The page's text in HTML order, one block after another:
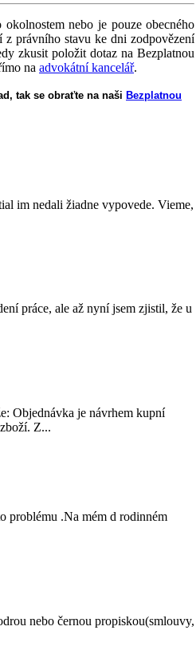
nebo je pouze obecného
z právního stavu ke dni zodpovězení
zkusit položit dotaz na Bezplatnou
na advokátní kancelář.
tak se obraťte na naši Bezplatnou
im nedali žiadne vypovede. Vieme,
práce, ale až nyní jsem zjistil, že u
Objednávka je návrhem kupní
Z...
problému .Na mém d rodinném
nebo černou propiskou(smlouvy,